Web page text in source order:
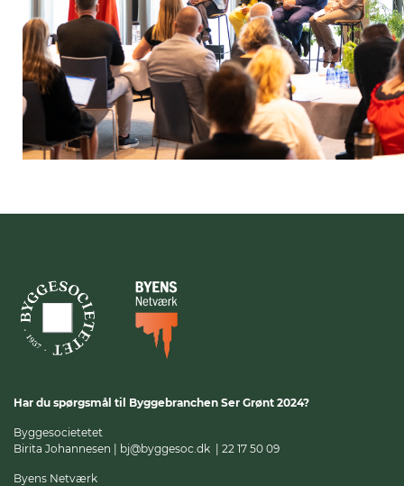
Har du spørgsmål til Byggebranchen Ser Grønt 2024?
Byggesocietetet
Birita Johannesen | bj@byggesoc.dk | 22 17 50 09
Byens Netværk